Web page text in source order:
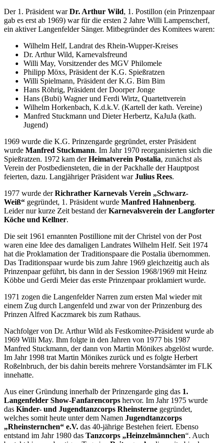
Der 1. Präsident warDr. Arthur Wild, 1. Postillon (ein Prinzenpaar
gab es erst ab 1969) war für die ersten 2 Jahre Willi Lampenscherf,
ein aktiver Langenfelder Sänger. Mitbegründer des Komitees waren:
Wilhelm Helf, Landrat des Rhein-Wupper-Kreises
Dr. Arthur Wild, Karnevalsfreund
Willi May, Vorsitzender des MGV Philomele
Philipp Möxs, Präsident der K.G. Spießratzen
Willi Spielmann, Präsident der K.G. Bim Bim
Hans Röhrig, Präsident der Doorper Jonge
Hans (Bubi) Wagner und Ferdi Wirtz, Quartettverein
Wilhelm Horkenbach, K.d.k.V. (Kartell der kath. Vereine)
Manfred Stuckmann und Dieter Herbertz, KaJuJa (kath.
Jugend)
1969 wurde die K.G. Prinzengarde gegründet, erster Präsident
wurde Manfred Stuckmann. Im Jahr 1970 reorganisierten sich die
Spießratzen. 1972 kam derHeimatverein Postalia, zunächst als
Verein der Postbediensteten, die in der Packhalle der Hauptpost
feierten, dazu. Langjähriger Präsident warJulius Rees.
1977 wurde derRichrather Karnevals Verein „Schwarz-
Weiß“ gegründet, 1. Präsident wurde Manfred Hahnenberg.
Leider nur kurze Zeit bestand derKarnevalsverein der Langforter
Köche und Kellner.
Die seit 1961 ernannten Postillione mit der Christel von der Post
waren eine Idee des damaligen Landrates Wilhelm Helf. Seit 1974
hat die Proklamation der Traditionspaare die Postalia übernommen.
Das Traditionspaar wurde bis zum Jahre 1969 gleichzeitig auch als
Prinzenpaar geführt, bis dann in der Session 1968/1969 mit Heinz
Köbbe und Gerdi Meier das erste Prinzenpaar proklamiert wurde.
1971 zogen die Langenfelder Narren zum ersten Mal wieder mit
einem Zug durch Langenfeld und zwar von der Prinzenburg des
Prinzen Alfred Kaczmarek bis zum Rathaus.
Nachfolger von Dr. Arthur Wild als Festkomitee-Präsident wurde ab
1969 Willi May. Ihm folgte in den Jahren von 1977 bis 1987
Manfred Stuckmann, der dann von Martin Mönikes abgelöst wurde.
Im Jahr 1998 trat Martin Mönikes zurück und es folgte Herbert
Roßelnbruch, der bis dahin bereits mehrere Vorstandsämter im FLK
innehatte.
Aus einer Gründung innerhalb der Prinzengarde ging das 1.
Langenfelder Show-Fanfarencorps hervor. Im Jahr 1975 wurde
das Kinder- und Jugendtanzcorps Rheinsterne gegründet,
welches somit heute unter dem Namen Jugendtanzcorps
„Rheinsternchen“ e.V. das 40-jährige Bestehen feiert. Ebenso
entstand im Jahr 1980 das Tanzcorps „Heinzelmännchen“. Auch